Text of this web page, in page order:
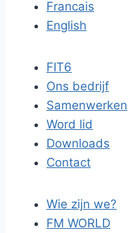
Francais
English
FIT6
Ons bedrijf
Samenwerken
Word lid
Downloads
Contact
Wie zijn we?
FM WORLD